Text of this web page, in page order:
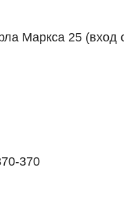
Маркса 25 (вход
370